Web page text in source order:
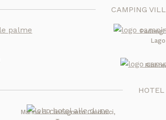
CAMPING
HOTEL
Marina di Castagneto Carducci,